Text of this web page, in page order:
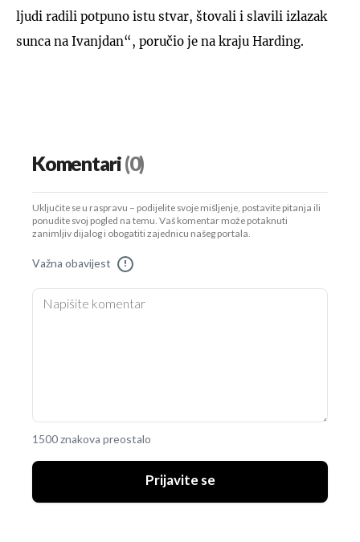
ljudi radili potpuno istu stvar, štovali i slavili izlazak
sunca na Ivanjdan“, poručio je na kraju Harding.
Komentari(0)
Uključite se u raspravu – podijelite svoje mišljenje, postavite pitanja ili
ponudite svoj pogled na temu. Vaš komentar može potaknuti
zanimljiv dijalog i obogatiti zajednicu našeg portala.
Važna obavijest !
1500 znakova preostalo
Prijavite se